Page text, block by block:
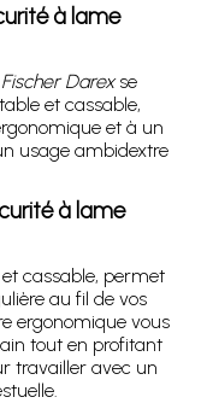
à lame
Darexse
et cassable,
et à un
usage ambidextre
à lame
cassable, permet
au fil de vos
ergonomique vous
tout en profitant
travailler avec un